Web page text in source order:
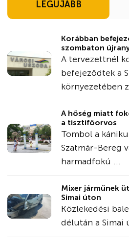
LEGÚJABB
Korábban
szombaton
A tervezettnél
befejeződtek a
környezetében
A hőség miatt
a tisztifőorvos
Tombol a
Szatmár-Bereg
harmadfokú ...
Mixer járműnek
Simai úton
Közlekedési
délután a Simai